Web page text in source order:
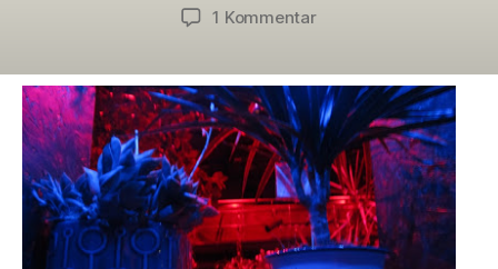
1 Kommentarzu
Im
Reich
der
Zimmerpflanzen